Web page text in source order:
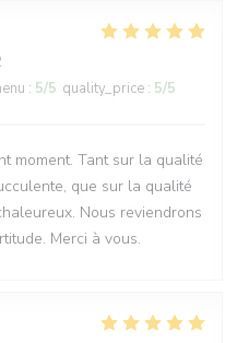
: 5/5 quality_price : 5/5
moment. Tant sur la qualité
que sur la qualité
Nous reviendrons
Merci à vous.